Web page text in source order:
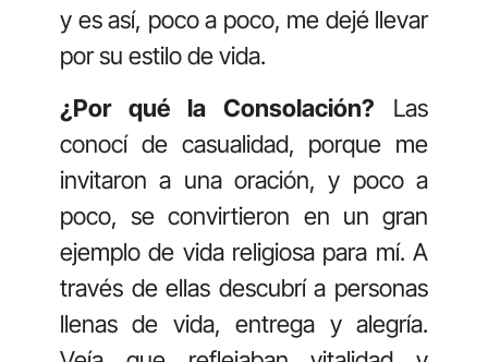
y es así, poco a poco, me dejé llevar
por su estilo de vida.
¿Por qué la Consolación? Las
conocí de casualidad, porque me
invitaron a una oración, y poco a
poco, se convirtieron en un gran
ejemplo de vida religiosa para mí. A
través de ellas descubrí a personas
llenas de vida, entrega y alegría.